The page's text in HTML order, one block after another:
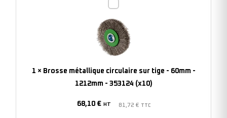
circulaire
sur
tige
1212mm
1 × Brosse métallique circulaire sur tige - 60mm -
1212mm - 353124 (x10)
68,10 € HT 81,72 € TTC